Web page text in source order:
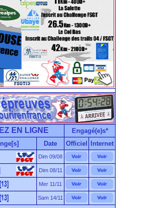
EN LIGNE
Engagé(e)s*
Date Officiel Internet
Dim 09/08
Dim 08/11
Mer 11/11
Sam 14/11